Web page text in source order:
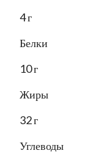
4 г
Белки
10 г
Жиры
32 г
Углеводы